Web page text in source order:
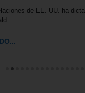
de EE. UU. ha